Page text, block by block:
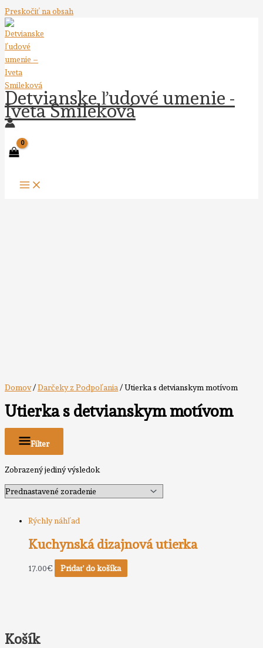
Preskočiť na obsah
Detvianske ľudové umenie -
Iveta Smileková
Košík
Domov/Darčeky z Podpoľania / Utierka s detvianskym motívom
Utierka s detvianskym motívom
Filter
Zobrazený jediný výsledok
Rýchly náhľad
Kuchynská dizajnová utierka
17.00€ Pridať do košíka